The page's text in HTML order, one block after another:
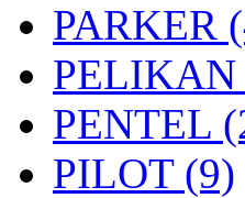
PARKER
PELIKAN
PENTEL
PILOT (9)